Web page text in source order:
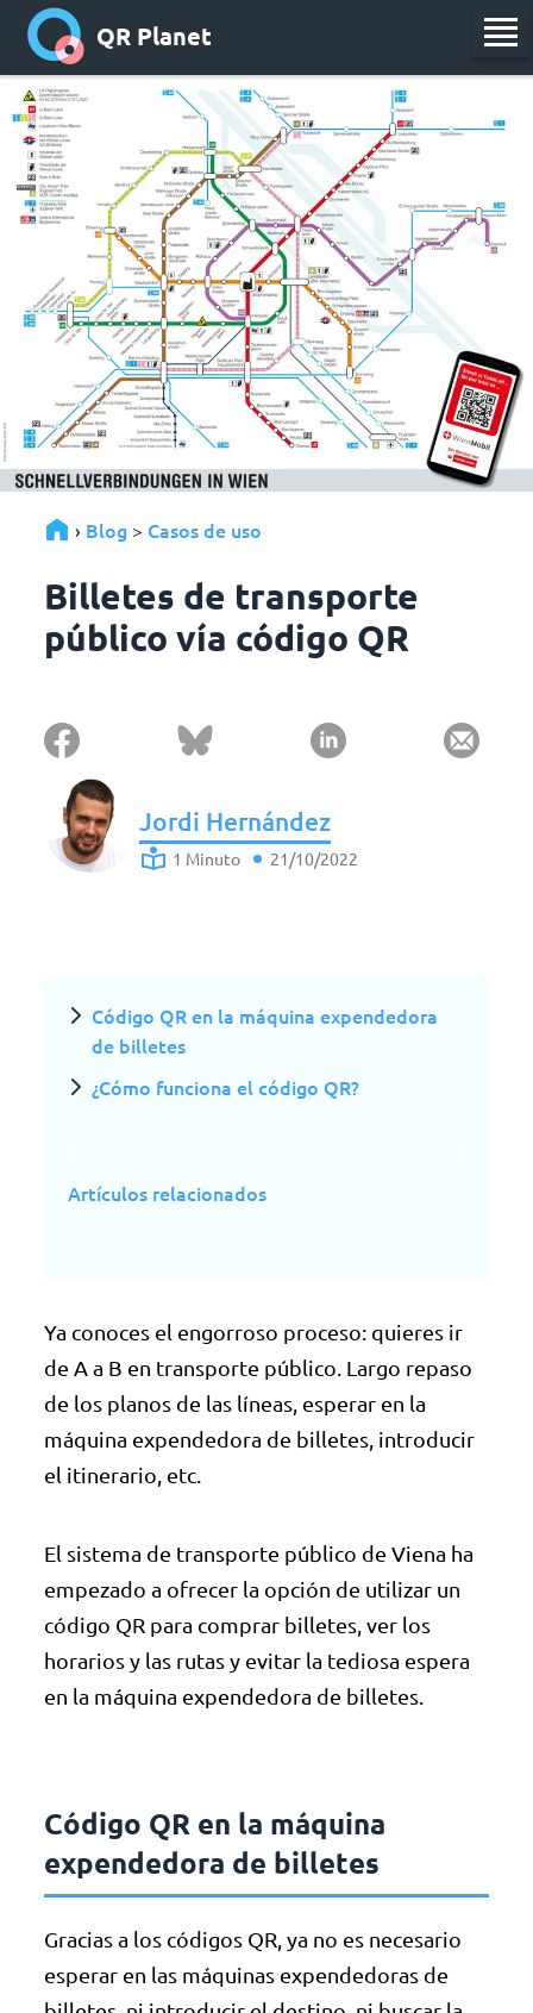
QR Planet
› Blog > Casos de uso
Billetes de transporte
público vía código QR
Jordi Hernández
1 Minuto 21/10/2022
Código QR en la máquina expendedora
de billetes
¿Cómo funciona el código QR?
Artículos relacionados
Ya conoces el engorroso proceso: quieres ir
de A a B en transporte público. Largo repaso
de los planos de las líneas, esperar en la
máquina expendedora de billetes, introducir
el itinerario, etc.
El sistema de transporte público de Viena ha
empezado a ofrecer la opción de utilizar un
código QR para comprar billetes, ver los
horarios y las rutas y evitar la tediosa espera
en la máquina expendedora de billetes.
Código QR en la máquina
expendedora de billetes
Gracias a los códigos QR, ya no es necesario
esperar en las máquinas expendedoras de